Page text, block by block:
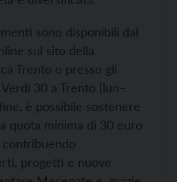
sono disponibili dal
sul sito della
Trento o presso gli
30 a Trento (lun–
è possibile sostenere
quota minima di 30 euro
contribuendo
progetti e nuove